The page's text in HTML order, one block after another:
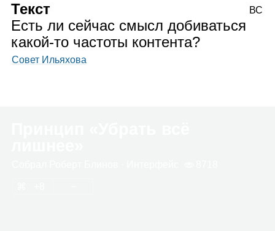
Текст
Есть ли сейчас смысл добиваться
какой‑то частоты контента?
Совет Ильяхова
ВС